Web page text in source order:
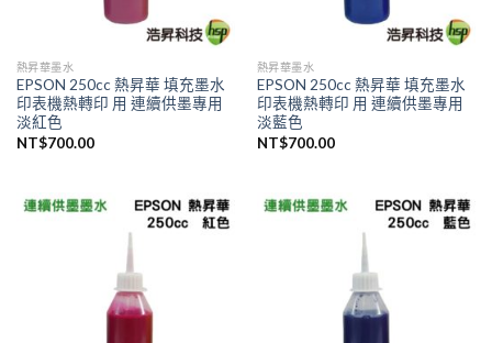
熱昇華墨水
EPSON 250cc 熱昇華 填充墨水
印表機熱轉印 用 連續供墨專用
淡紅色
NT$700.00
熱昇華墨水
EPSON 250cc 熱昇華 填充墨水
印表機熱轉印 用 連續供墨專用
淡藍色
NT$700.00